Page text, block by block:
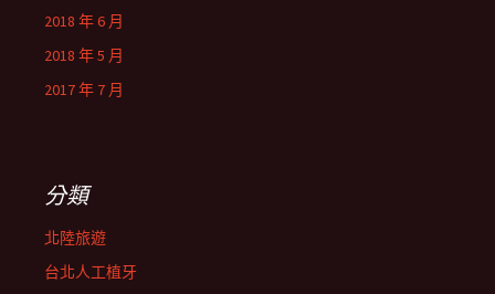
2018 年 6 月
2018 年 5 月
2017 年 7 月
分類
北陸旅遊
台北人工植牙